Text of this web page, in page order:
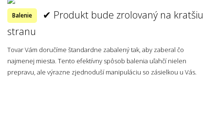
Balenie
✔ Produkt bude zrolovaný na kratšiu
stranu
Tovar Vám doručíme štandardne zabalený tak, aby zaberal čo
najmenej miesta. Tento efektívny spôsob balenia uľahčí nielen
prepravu, ale výrazne zjednoduší manipuláciu so zásielkou u Vás.